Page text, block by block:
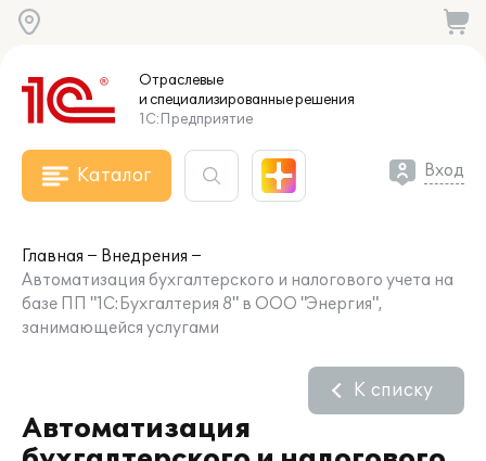
Отраслевые
и специализированныерешения
1С:Предприятие
Каталог Вход
Главная
Внедрения
Автоматизация бухгалтерского и налогового учета на
базе ПП "1С:Бухгалтерия 8" в ООО "Энергия",
занимающейся услугами
Автоматизация
К списку